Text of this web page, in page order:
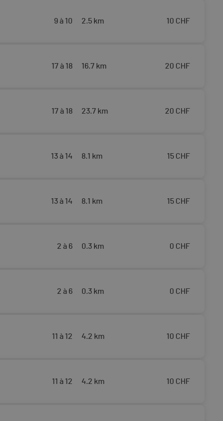
9 à 10 2.5 km 10 CHF
17 à 18 16.7 km 20 CHF
17 à 18 23.7 km 20 CHF
13 à 14 8.1 km 15 CHF
13 à 14 8.1 km 15 CHF
2 à 6 0.3 km 0 CHF
2 à 6 0.3 km 0 CHF
11 à 12 4.2 km 10 CHF
11 à 12 4.2 km 10 CHF